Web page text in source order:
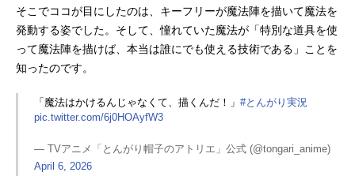
そこでココが目にしたのは、キーフリーが魔法陣を描いて魔法を
発動する姿でした。そして、憧れていた魔法が「特別な道具を使
って魔法陣を描けば、本当は誰にでも使える技術である」ことを
知ったのです。
「魔法はかけるんじゃなくて、描くんだ！」 #とんがり実況
pic.twitter.com/6j0HOAyfW3
— TVアニメ「とんがり帽子のアトリエ」公式 (@tongari_anime)
April 6, 2026